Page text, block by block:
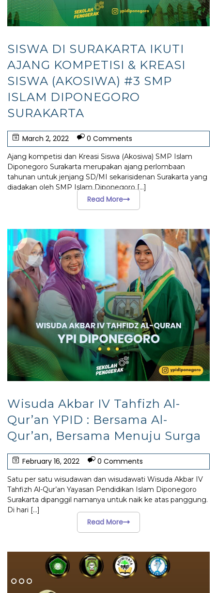
SISWA DI SURAKARTA IKUTI
AJANG KOMPETISI & KREASI
SISWA (AKOSIWA) #3 SMP
ISLAM DIPONEGORO
SURAKARTA
March 2, 2022 0 Comments
Ajang kompetisi dan Kreasi Siswa (Akosiwa) SMP Islam
Diponegoro Surakarta merupakan ajang perlombaan
tahunan untuk jenjang SD/MI sekarisidenan Surakarta yang
diadakan oleh SMP Islam Diponegoro [...]
Read More
Wisuda Akbar IV Tahfizh Al-
Qur’an YPID : Bersama Al-
Qur’an, Bersama Menuju Surga
February 16, 2022 0 Comments
Satu per satu wisudawan dan wisudawati Wisuda Akbar IV
Tahfizh Al-Qur’an Yayasan Pendidikan Islam Diponegoro
Surakarta dipanggil namanya untuk naik ke atas panggung.
Di hari [...]
Read More